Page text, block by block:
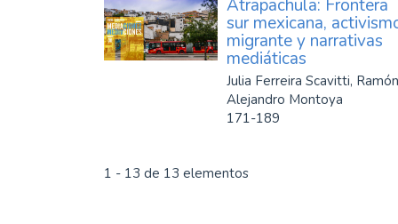
Atrapachula: Frontera
sur mexicana,
migrante y narrativas
mediáticas
Julia Ferreira Scavitti, Ramón
Alejandro Montoya
171-189
1 - 13 de 13 elementos